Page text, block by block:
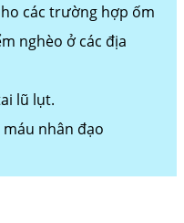
các trường hợp ốm
nghèo ở các địa
lũ lụt.
nhân đạo